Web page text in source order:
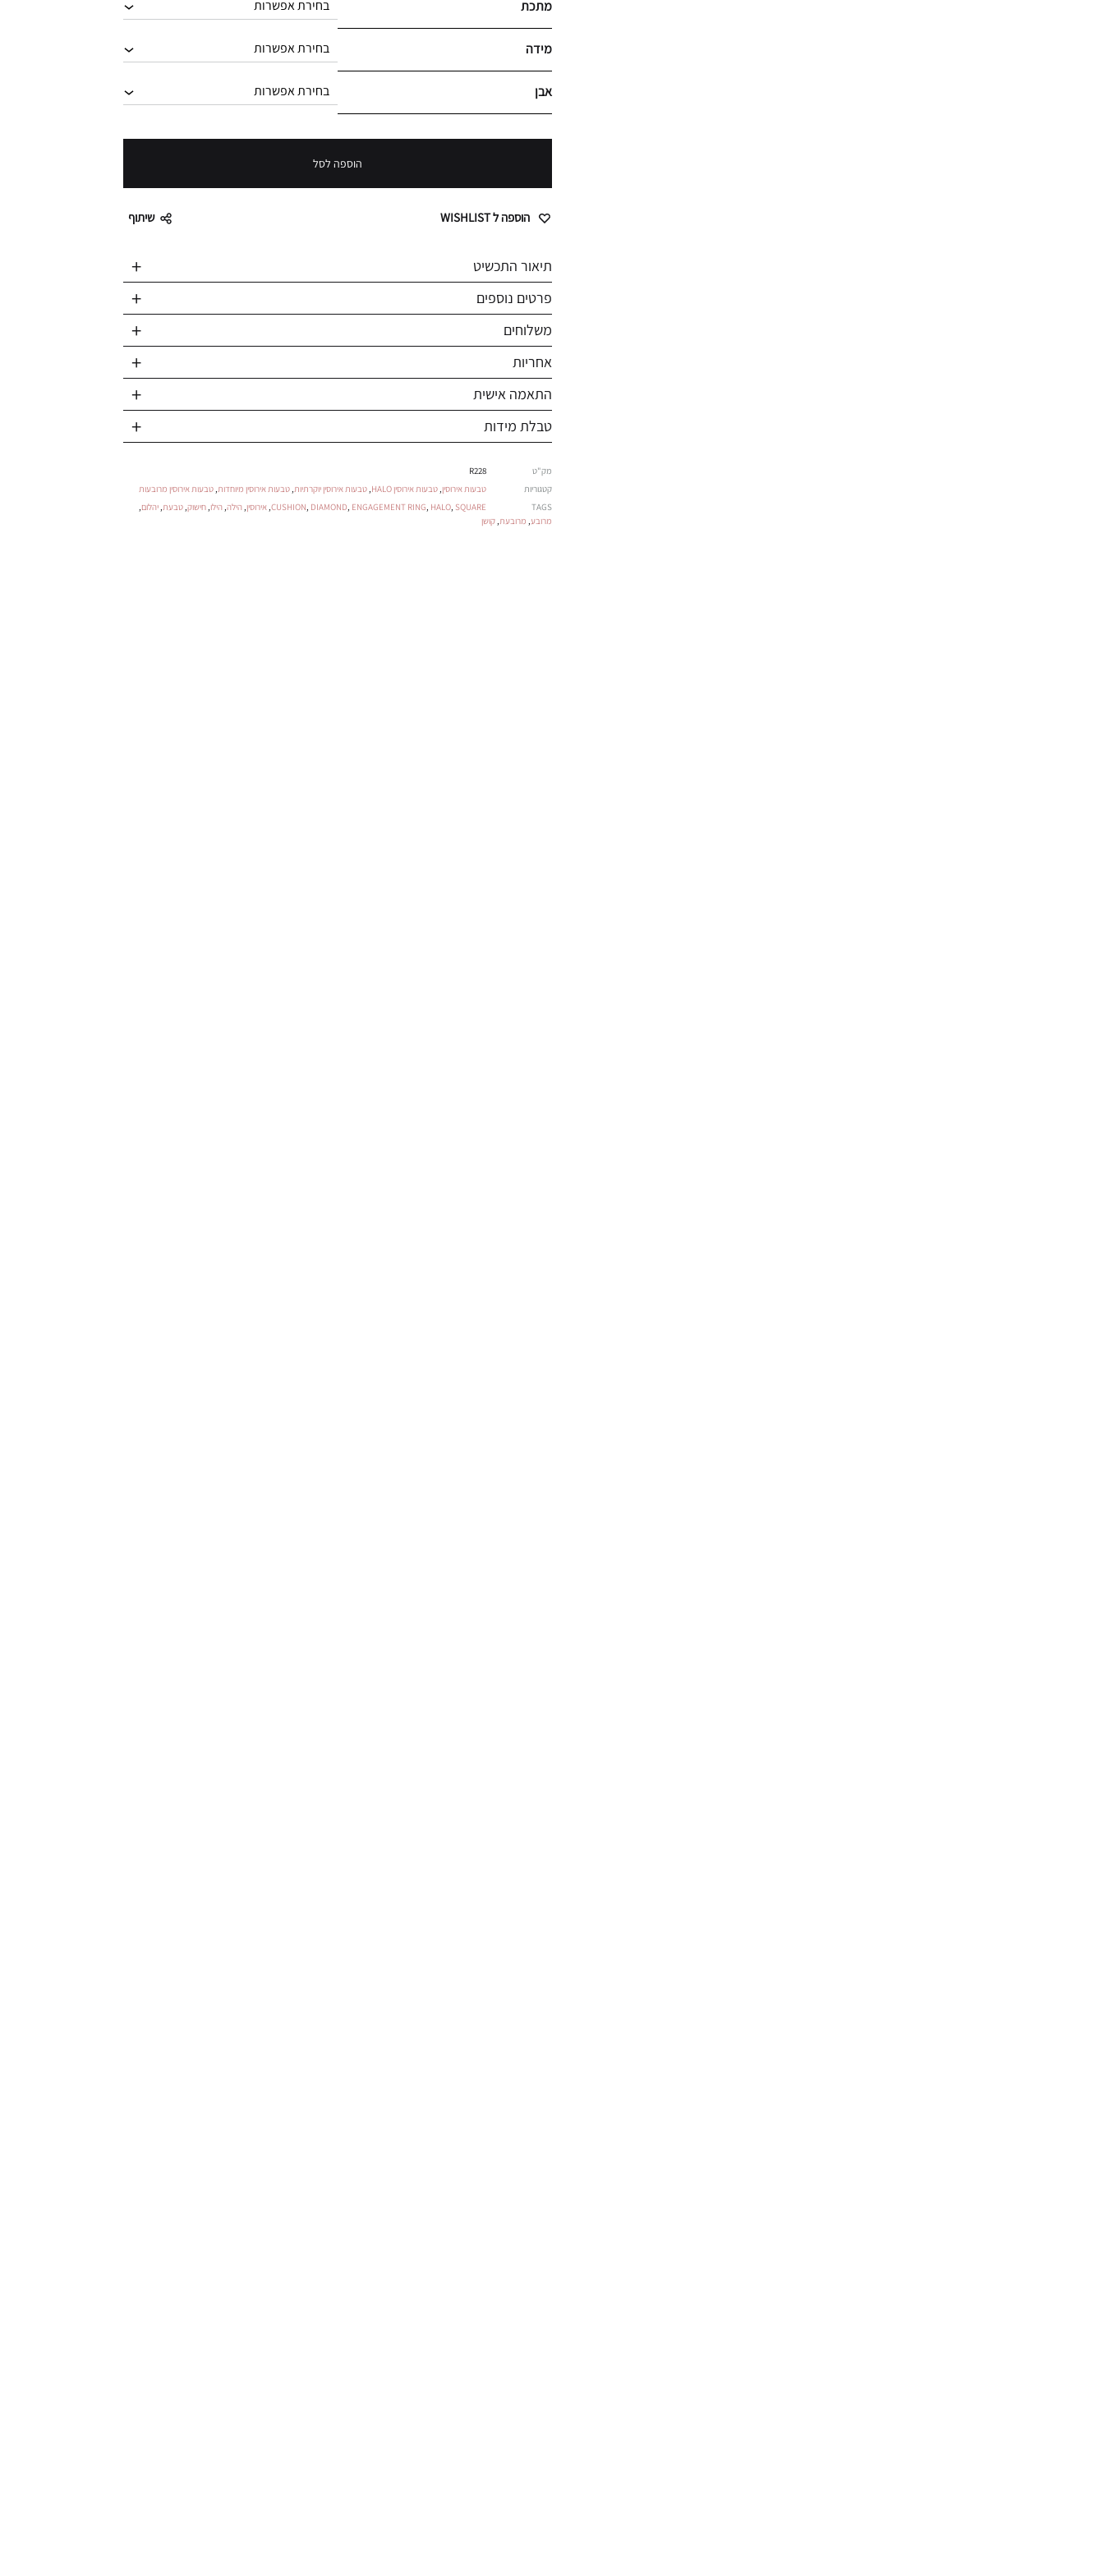
מתכת
מידה
אבן
הוספה לסל
הוספה ל WISHLIST שיתוף
תיאור התכשיט
פרטים נוספים
משלוחים
אחריות
התאמה אישית
טבלת מידות
מק"ט
R228
קטגוריות
טבעות אירוסין,טבעות אירוסין HALO ,טבעות אירוסין יוקרתיות,טבעות אירוסין מיוחדות,טבעות אירוסין מרובעות
TAGS
CUSHION, DIAMOND, ENGAGEMENT RING, HALO, SQUARE
,אירוסין,הילה,הילו,חישוק,טבעת,יהלום,
מרובע, מרובעת,קושן